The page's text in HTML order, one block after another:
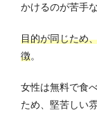
かけるのが苦手
目的が同じため
徴。
女性は無料で食
ため、堅苦しい